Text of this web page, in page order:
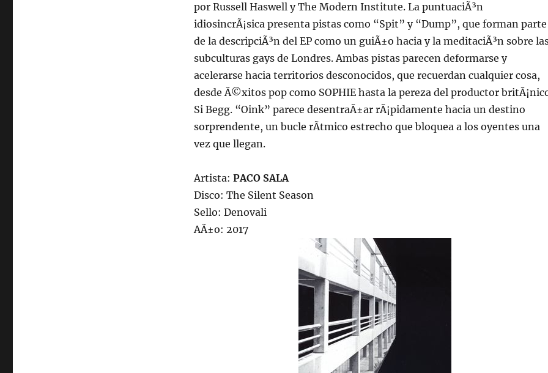
por Russell Haswell y The Modern Institute. La puntuaciÃ³n
idiosincrÃ¡sica presenta pistas como “Spit” y “Dump”, que forman parte
de la descripciÃ³n del EP como un guiÃ±o hacia y la meditaciÃ³n sobre
subculturas gays de Londres. Ambas pistas parecen deformarse y
acelerarse hacia territorios desconocidos, que recuerdan cualquier cosa,
desde Ã©xitos pop como SOPHIE hasta la pereza del productor
Si Begg. “Oink” parece desentraÃ±ar rÃ¡pidamente hacia un destino
sorprendente, un bucle rÃ­tmico estrecho que bloquea a los oyentes una
vez que llegan.
Artista: PACO SALA
Disco: The Silent Season
Sello: Denovali
AÃ±o: 2017